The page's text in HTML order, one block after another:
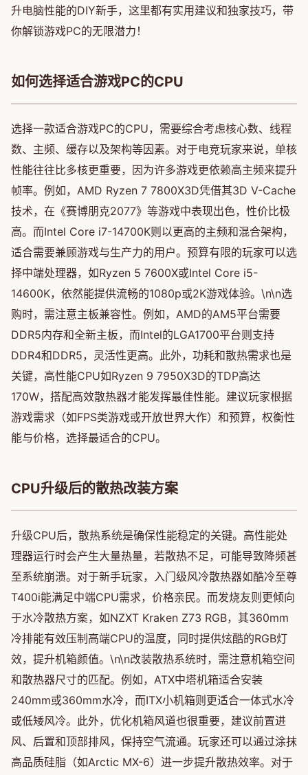
升电脑性能的DIY新手，这里都有实用建议和独家技巧，带
你解锁游戏PC的无限潜力！
如何选择适合游戏PC的CPU
选择一款适合游戏PC的CPU，需要综合考虑核心数、线程
数、主频、缓存以及架构等因素。对于电竞玩家来说，单核
性能往往比多核更重要，因为许多游戏更依赖高主频来提升
帧率。例如，AMD Ryzen 7 7800X3D凭借其3D V-Cache
技术，在《赛博朋克2077》等游戏中表现出色，性价比极
高。而Intel Core i7-14700K则以更高的主频和混合架构，
适合需要兼顾游戏与生产力的用户。预算有限的玩家可以选
择中端处理器，如Ryzen 5 7600X或Intel Core i5-
14600K，依然能提供流畅的1080p或2K游戏体验。\n\n选
购时，需注意主板兼容性。例如，AMD的AM5平台需要
DDR5内存和全新主板，而Intel的LGA1700平台则支持
DDR4和DDR5，灵活性更高。此外，功耗和散热需求也是
关键，高性能CPU如Ryzen 9 7950X3D的TDP高达
170W，搭配高效散热器才能发挥最佳性能。建议玩家根据
游戏需求（如FPS类游戏或开放世界大作）和预算，权衡性
能与价格，选择最适合的CPU。
CPU升级后的散热改装方案
升级CPU后，散热系统是确保性能稳定的关键。高性能处
理器运行时会产生大量热量，若散热不足，可能导致降频甚
至系统崩溃。对于新手玩家，入门级风冷散热器如酷冷至尊
T400i能满足中端CPU需求，价格亲民。而发烧友则更倾向
于水冷散热方案，如NZXT Kraken Z73 RGB，其360mm
冷排能有效压制高端CPU的温度，同时提供炫酷的RGB灯
效，提升机箱颜值。\n\n改装散热系统时，需注意机箱空间
和散热器尺寸的匹配。例如，ATX中塔机箱适合安装
240mm或360mm水冷，而ITX小机箱则更适合一体式水冷
或低矮风冷。此外，优化机箱风道也很重要，建议前置进
风、后置和顶部排风，保持空气流通。玩家还可以通过涂抹
高品质硅脂（如Arctic MX-6）进一步提升散热效率。对于